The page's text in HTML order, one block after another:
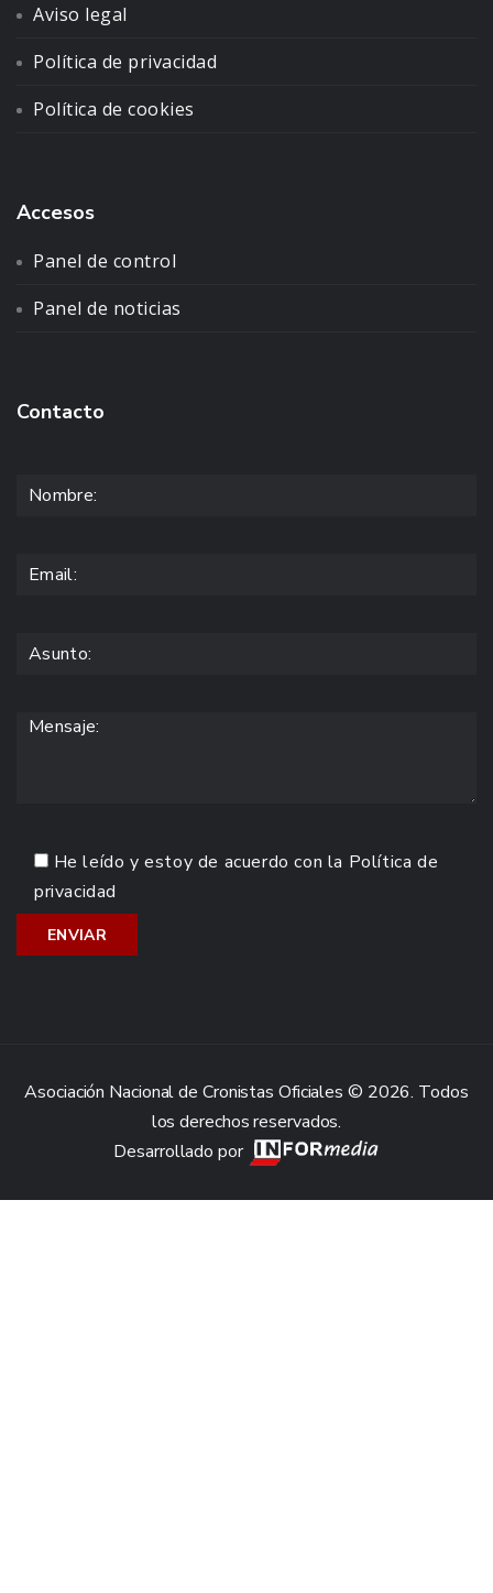
Aviso legal
Política de privacidad
Política de cookies
Accesos
Panel de control
Panel de noticias
Contacto
He leído y estoy de acuerdo con la Política de
privacidad
Asociación Nacional de Cronistas Oficiales © 2026. Todos
los derechos reservados.
Desarrollado por